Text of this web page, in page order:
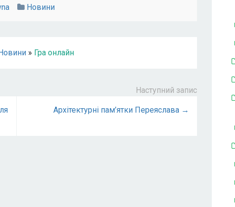
Новини
Новини » Гра онлайн
Наступний запис
Архітектурні пам’ятки Переяслава →